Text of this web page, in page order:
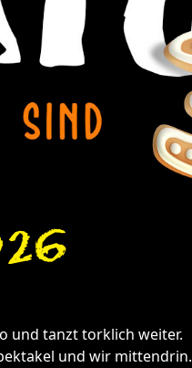
und tanzt torklich weiter.
und wir mittendrin.